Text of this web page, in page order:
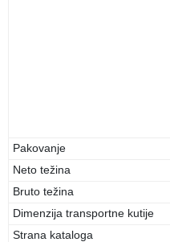
Pakovanje
Neto težina
Bruto težina
Dimenzija transportne kutije
Strana kataloga